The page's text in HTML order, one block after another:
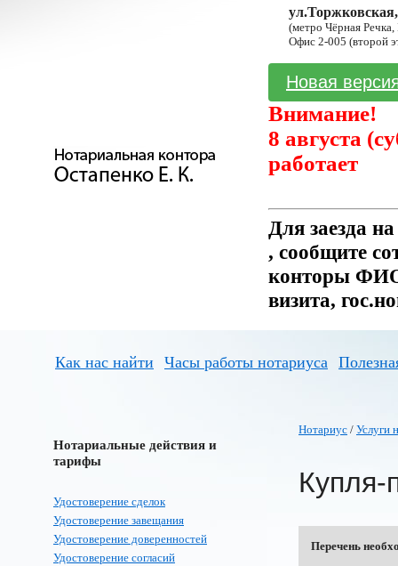
(метро Чёрная
Офис 2-005 (второй
Новая
Внимание!
8 августа
работает
Для заезда
, сообщите
конторы ФИО
визита,
Как нас найти Часы работы нотариуса
Нотариальные действия и
тарифы
Удостоверение сделок
Удостоверение завещания
Удостоверение доверенностей
Удостоверение согласий
Нотариус / Услуги
Купля-
Перечень